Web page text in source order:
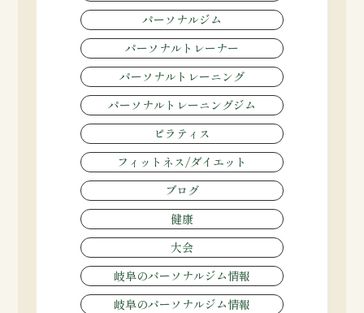
パーソナルジム
パーソナルトレーナー
パーソナルトレーニング
パーソナルトレーニングジム
ピラティス
フィットネス/ダイエット
ブログ
健康
大会
岐阜のパーソナルジム情報
岐阜のパーソナルジム情報